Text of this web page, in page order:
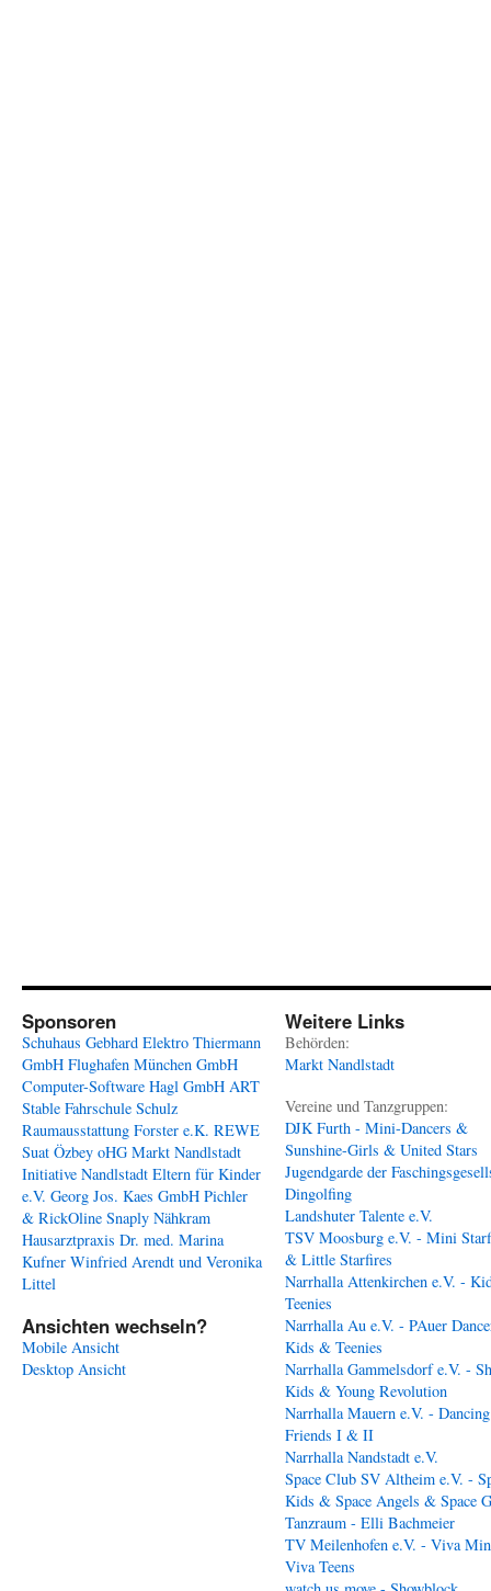
Sponsoren
Schuhaus Gebhard Elektro Thiermann
GmbH Flughafen München GmbH
Computer-Software Hagl GmbH ART
Stable Fahrschule Schulz
Raumausstattung Forster e.K. REWE
Suat Özbey oHG Markt Nandlstadt
Initiative Nandlstadt Eltern für Kinder
e.V. Georg Jos. Kaes GmbH Pichler
& RickOline Snaply Nähkram
Hausarztpraxis Dr. med. Marina
Kufner Winfried Arendt und Veronika
Littel
Ansichten wechseln?
Mobile Ansicht
Desktop Ansicht
Weitere Links
Behörden:
Markt Nandlstadt
Vereine und Tanzgruppen:
DJK Furth - Mini-Dancers &
Sunshine-Girls & United Stars
Jugendgarde der
Dingolfing
Landshuter Talente e.V.
TSV Moosburg e.V. - Mini
& Little Starfires
Narrhalla Attenkirchen e.V. -
Teenies
Narrhalla Au e.V. - PAuer
Kids & Teenies
Narrhalla Gammelsdorf e.V. -
Kids & Young Revolution
Narrhalla Mauern e.V. - Dancing
Friends I & II
Narrhalla Nandstadt e.V.
Space Club SV Altheim e.V. -
Kids & Space Angels & Space
Tanzraum - Elli Bachmeier
TV Meilenhofen e.V. - Viva
Viva Teens